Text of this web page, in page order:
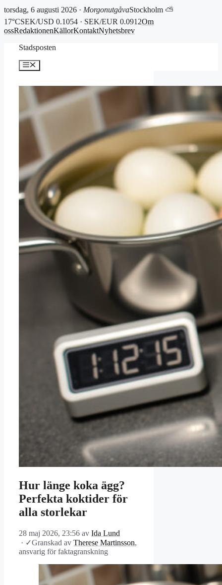
torsdag, 6 augusti 2026 · MorgonutgåvaStockholm ⛅
17°CSEK/USD 0.1054 · SEK/EUR 0.0912Om
ossRedaktionenKällorKontaktNyhetsbrev
Stadsposten
Meny
Hur länge koka ägg?
Perfekta koktider för
alla storlekar
28 maj 2026, 23:56 av Ida Lund
· ✓Granskad av Therese Martinsson,
ansvarig för faktagranskning